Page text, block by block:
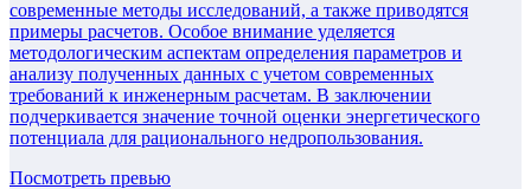
современные методы исследований, а также приводятся
примеры расчетов. Особое внимание уделяется
методологическим аспектам определения параметров и
анализу полученных данных с учетом современных
требований к инженерным расчетам. В заключении
подчеркивается значение точной оценки энергетического
потенциала для рационального недропользования.
Посмотреть превью